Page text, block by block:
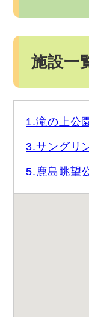
施設一
1.滝の上公
3.サングリ
5.鹿島眺望